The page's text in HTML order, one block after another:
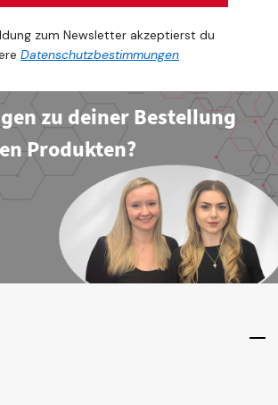
zum Newsletter akzeptierst du
Datenschutzbestimmungen
zu deiner Bestellung
Produkten?